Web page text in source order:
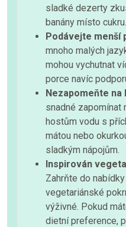
sladké dezerty
banány místo cukru.
Podávejte menší
mnoho malých
mohou vychutnat
porce navíc
Nezapomeňte na
snadné zapomínat
hostům vodu s
mátou nebo
sladkým nápojům.
Inspirován
Zahrňte do
vegetariánské
výživné. Pokud
dietní preference,